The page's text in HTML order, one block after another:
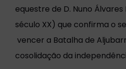
equestre de D. Nuno
século XX) que confirma o
vencer a Batalha de
cosolidação da